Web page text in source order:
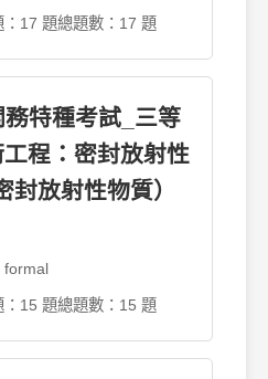
：17 題總題數：17 題
特種考試_三等
工程：密封放射性
封放射性物質）
formal
：15 題總題數：15 題